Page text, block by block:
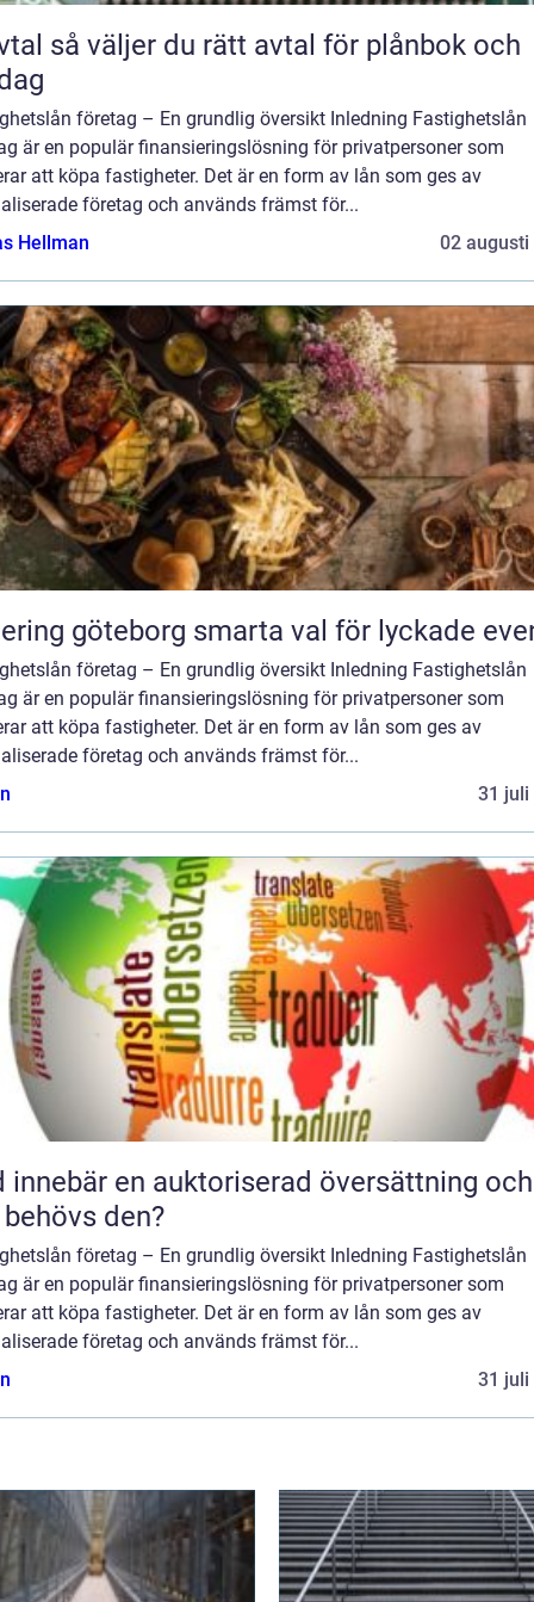
för plånbok och
företag – En grundlig översikt Inledning Fastighetslån
är en populär finansieringslösning för privatpersoner som
att köpa fastigheter. Det är en form av lån som ges av
företag och används främst för...
Hellman
02 augusti
Catering göteborg smarta val för lyckade
företag – En grundlig översikt Inledning Fastighetslån
är en populär finansieringslösning för privatpersoner som
att köpa fastigheter. Det är en form av lån som ges av
företag och används främst för...
31 juli
innebär en auktoriserad översättning och
den?
företag – En grundlig översikt Inledning Fastighetslån
är en populär finansieringslösning för privatpersoner som
att köpa fastigheter. Det är en form av lån som ges av
företag och används främst för...
31 juli